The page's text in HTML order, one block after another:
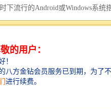
下流行的Android或Windows系
实现的功能将更丰富。根据客户
公示提供的多媒体液晶评价器具
评价交互系统允许第三方应用
女声
信息显示：在设备联网使用的环